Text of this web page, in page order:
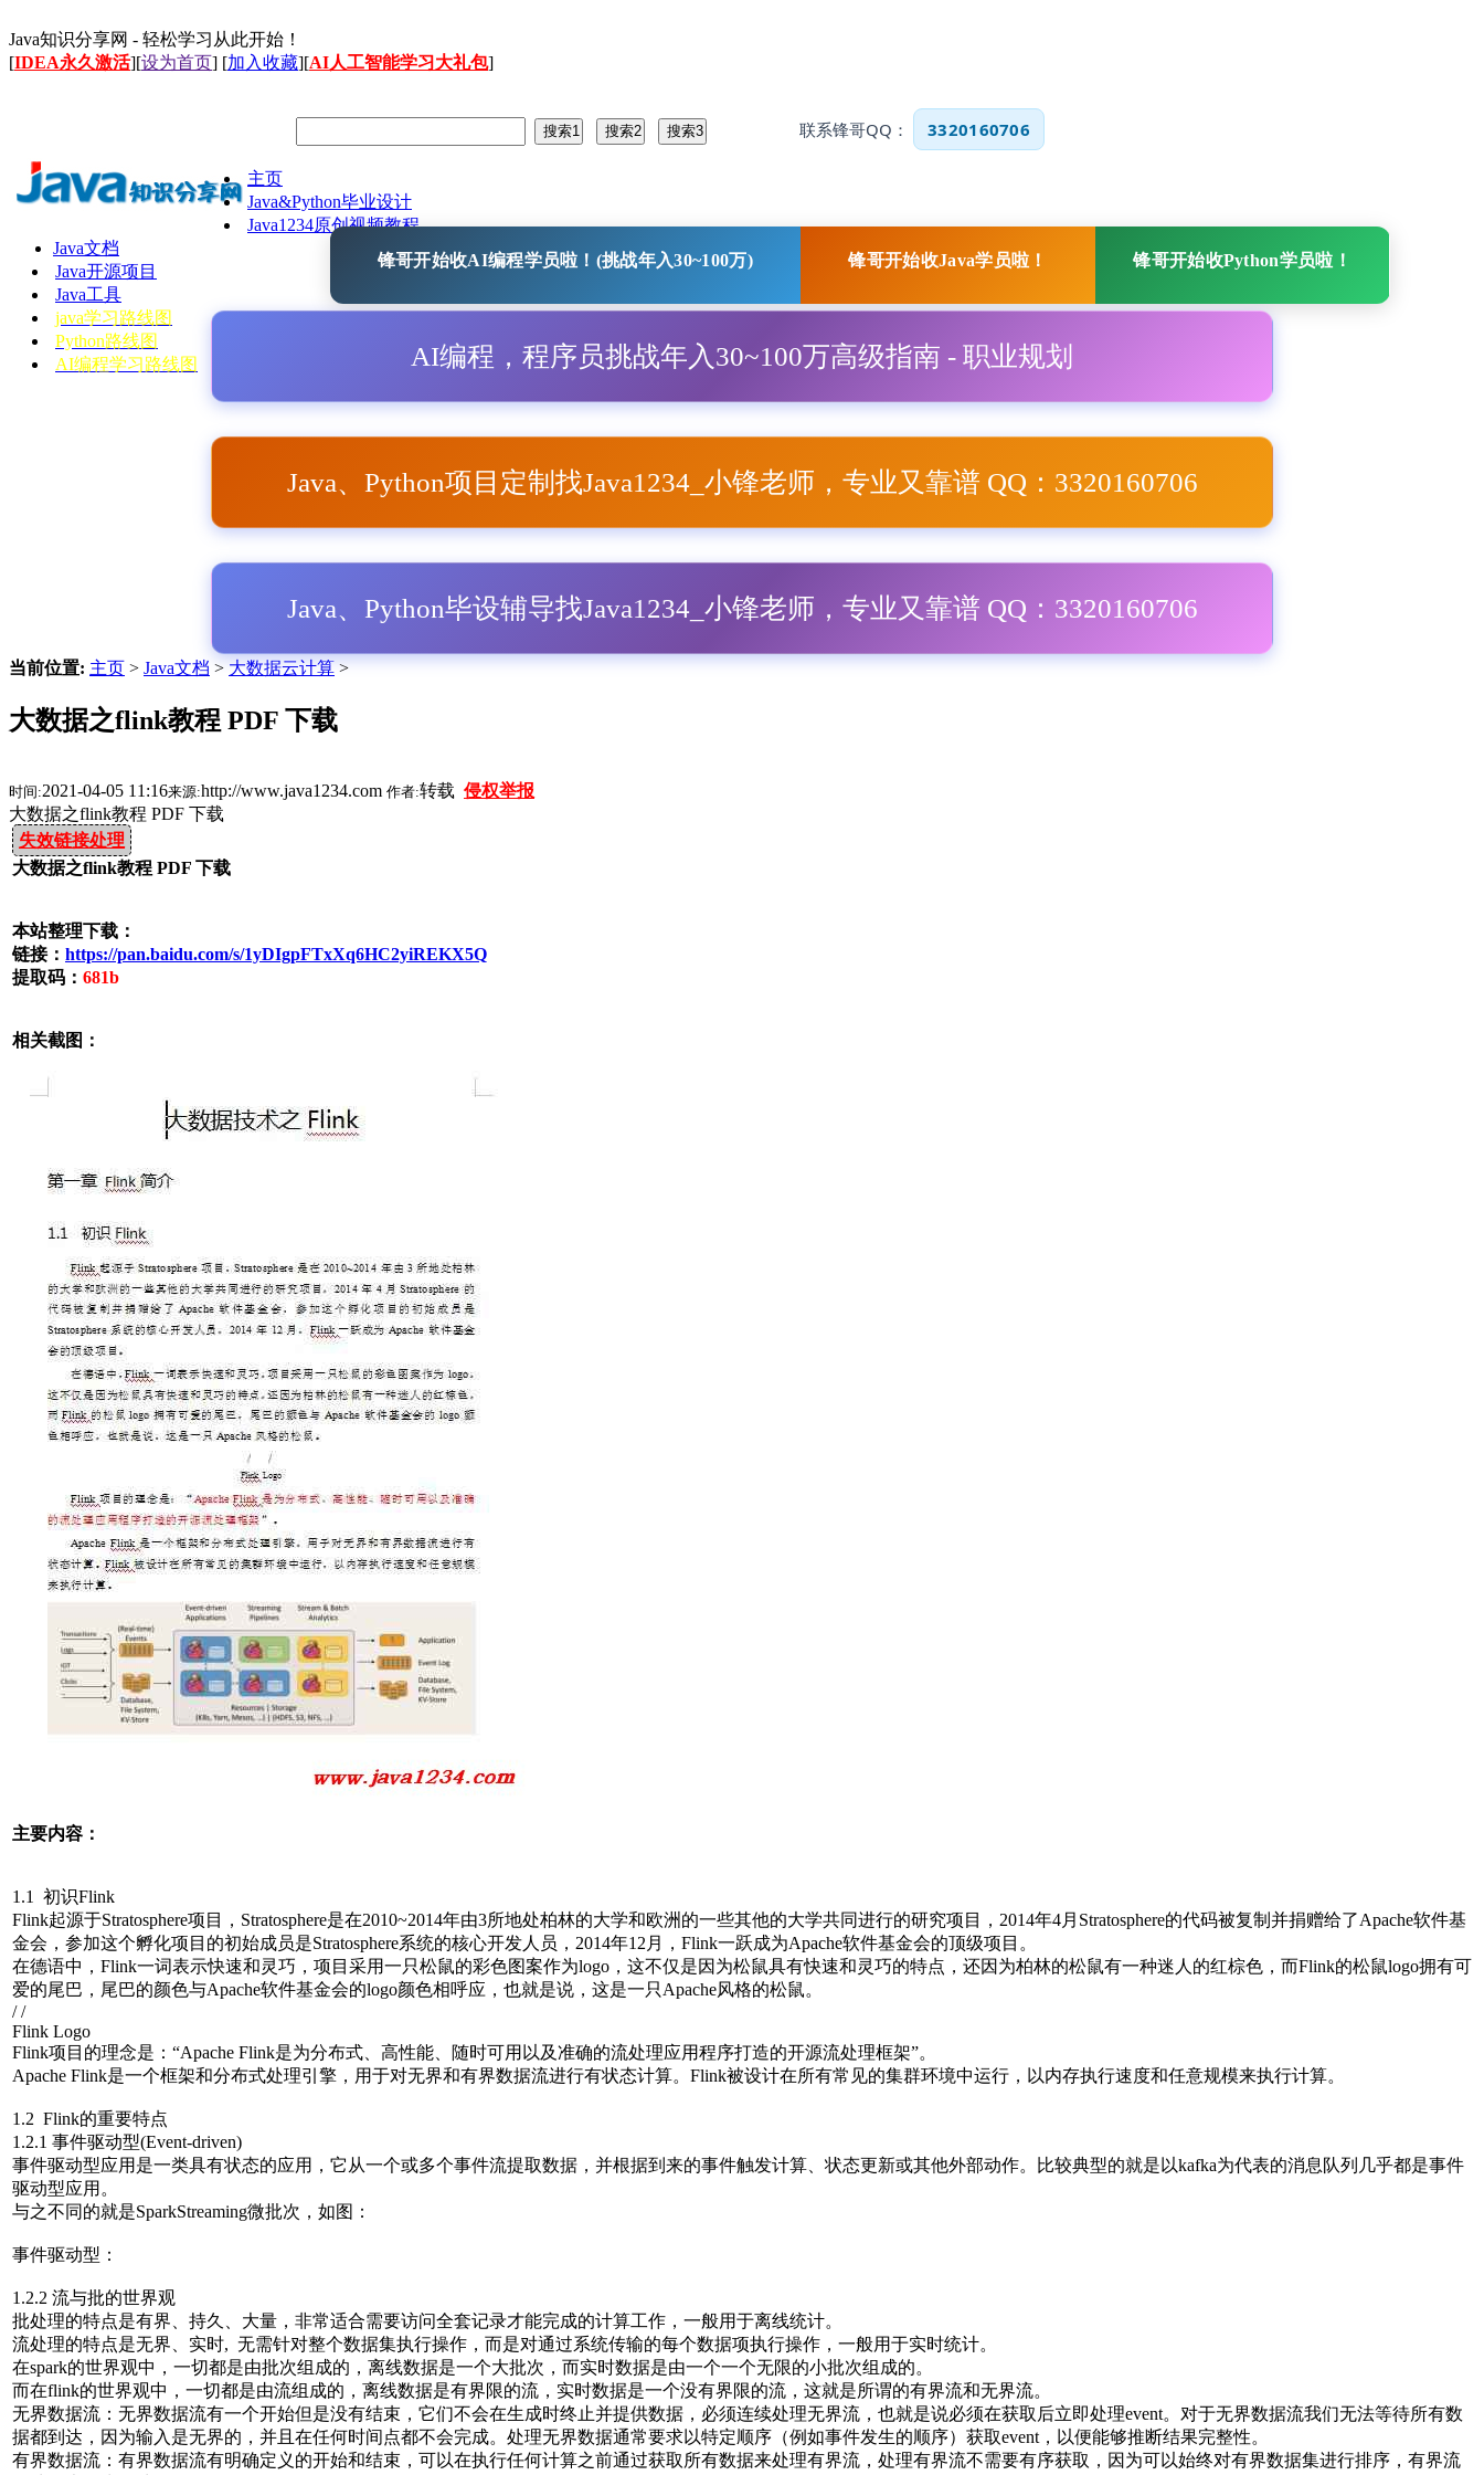
Java知识分享网 - 轻松学习从此开始！
[IDEA永久激活][设为首页] [加入收藏][AI人工智能学习大礼包]
联系锋哥QQ： 3320160706
主页
Java&Python毕业设计
Java1234原创视频教程
Java文档
Java开源项目
Java工具
java学习路线图
Python路线图
AI编程学习路线图
锋哥开始收AI编程学员啦！(挑战年入30~100万) 锋哥开始收Java学员啦！ 锋哥开始收Python学员啦！
AI编程，程序员挑战年入30~100万高级指南 - 职业规划
Java、Python项目定制找Java1234_小锋老师，专业又靠谱 QQ：3320160706
Java、Python毕设辅导找Java1234_小锋老师，专业又靠谱 QQ：3320160706
当前位置: 主页 > Java文档 > 大数据云计算 >
大数据之flink教程 PDF 下载
时间:2021-04-05 11:16来源:http://www.java1234.com 作者:转载 侵权举报
大数据之flink教程 PDF 下载
失效链接处理
大数据之flink教程 PDF 下载
本站整理下载：
链接： https://pan.baidu.com/s/1yDIgpFTxXq6HC2yiREKX5Q
提取码： 681b
相关截图：
主要内容：
1.1 初识Flink
Flink起源于Stratosphere项目，Stratosphere是在2010~2014年由3所地处柏林的大学和欧洲的一些其他的大学共同进行的研究项目，2014年4月Stratosphere的代码被复制并捐赠给了Apache软件基
金会，参加这个孵化项目的初始成员是Stratosphere系统的核心开发人员，2014年12月，Flink一跃成为Apache软件基金会的顶级项目。
在德语中，Flink一词表示快速和灵巧，项目采用一只松鼠的彩色图案作为logo，这不仅是因为松鼠具有快速和灵巧的特点，还因为柏林的松鼠有一种迷人的红棕色，而Flink的松鼠logo拥有可
爱的尾巴，尾巴的颜色与Apache软件基金会的logo颜色相呼应，也就是说，这是一只Apache风格的松鼠。
/ /
Flink Logo
Flink项目的理念是：“Apache Flink是为分布式、高性能、随时可用以及准确的流处理应用程序打造的开源流处理框架”。
Apache Flink是一个框架和分布式处理引擎，用于对无界和有界数据流进行有状态计算。Flink被设计在所有常见的集群环境中运行，以内存执行速度和任意规模来执行计算。
1.2 Flink的重要特点
1.2.1 事件驱动型(Event-driven)
事件驱动型应用是一类具有状态的应用，它从一个或多个事件流提取数据，并根据到来的事件触发计算、状态更新或其他外部动作。比较典型的就是以kafka为代表的消息队列几乎都是事件
驱动型应用。
与之不同的就是SparkStreaming微批次，如图：
事件驱动型：
1.2.2 流与批的世界观
批处理的特点是有界、持久、大量，非常适合需要访问全套记录才能完成的计算工作，一般用于离线统计。
流处理的特点是无界、实时, 无需针对整个数据集执行操作，而是对通过系统传输的每个数据项执行操作，一般用于实时统计。
在spark的世界观中，一切都是由批次组成的，离线数据是一个大批次，而实时数据是由一个一个无限的小批次组成的。
而在flink的世界观中，一切都是由流组成的，离线数据是有界限的流，实时数据是一个没有界限的流，这就是所谓的有界流和无界流。
无界数据流：无界数据流有一个开始但是没有结束，它们不会在生成时终止并提供数据，必须连续处理无界流，也就是说必须在获取后立即处理event。对于无界数据流我们无法等待所有数
据都到达，因为输入是无界的，并且在任何时间点都不会完成。处理无界数据通常要求以特定顺序（例如事件发生的顺序）获取event，以便能够推断结果完整性。
有界数据流：有界数据流有明确定义的开始和结束，可以在执行任何计算之前通过获取所有数据来处理有界流，处理有界流不需要有序获取，因为可以始终对有界数据集进行排序，有界流